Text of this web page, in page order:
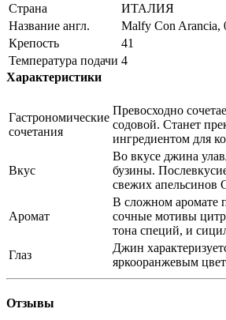
Страна
ИТАЛИЯ
Название англ.
Malfy Con Arancia,
Крепость
41
Температура подачи 4
Характеристики
Гастрономические
сочетания
Превосходно
содовой. Станет
ингредиентом для
Вкус
Во вкусе джина
бузины.
свежих апельсинов
Аромат
В сложном аромате
сочные мотивы
тона специй, и
Глаз
Джин
яркооранжевым
Отзывы